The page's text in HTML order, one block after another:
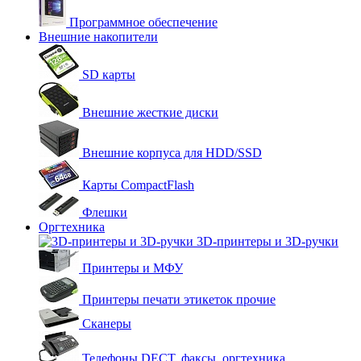
Программное обеспечение
Внешние накопители
SD карты
Внешние жесткие диски
Внешние корпуса для HDD/SSD
Карты CompactFlash
Флешки
Оргтехника
3D-принтеры и 3D-ручки
Принтеры и МФУ
Принтеры печати этикеток прочие
Сканеры
Телефоны DECT, факсы, оргтехника